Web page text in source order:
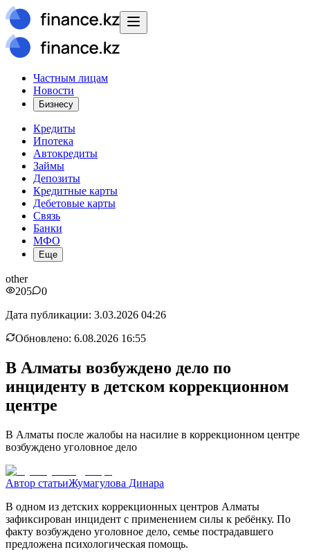
Частным лицам
Новости
Бизнесу
Кредиты
Ипотека
Автокредиты
Займы
Депозиты
Кредитные карты
Дебетовые карты
Связь
Банки
МФО
Еще
other
205
0
Дата публикации: 3.03.2026 04:26
Обновлено: 6.08.2026 16:55
В Алматы возбуждено дело по
инциденту в детском коррекционном
центре
В Алматы после жалобы на насилие в коррекционном центре
возбуждено уголовное дело
Автор статьиЖумагулова Динара
В одном из детских коррекционных центров Алматы
зафиксирован инцидент с применением силы к ребёнку. По
факту возбуждено уголовное дело, семье пострадавшего
предложена психологическая помощь.